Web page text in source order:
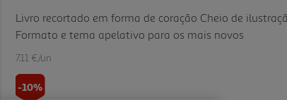
Livro recortado em forma de coração Cheio de
Formato e tema apelativo para os mais novos
7.11 €/un
-10%